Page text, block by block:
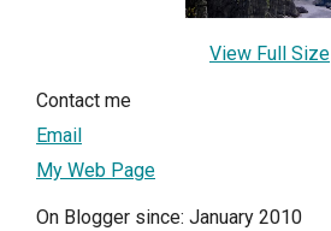
View Full Size
Contact me
Email
My Web Page
On Blogger since: January 2010